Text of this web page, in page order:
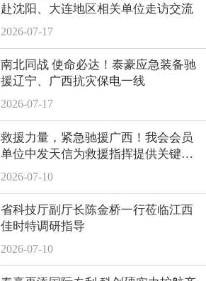
赴沈阳、大连地区相关单位走访交流
2026-07-17
南北同战 使命必达！泰豪应急装备驰
援辽宁、广西抗灾保电一线
2026-07-17
救援力量，紧急驰援广西！我会会员
单位中发天信为救援指挥提供关键支
撑！
2026-07-10
省科技厅副厅长陈金桥一行莅临江西
佳时特调研指导
2026-07-10